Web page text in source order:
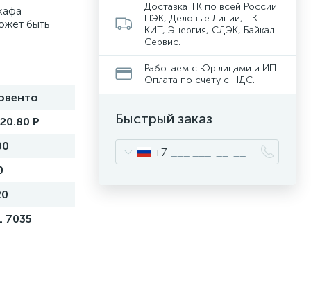
быть
P
7035
Доставка ТК по всей России:
ПЭК, Деловые Линии, ТК
КИТ, Энергия, СДЭК, Байкал-
Сервис.
Работаем с Юр.лицами и ИП.
Оплата по счету с НДС.
Быстрый заказ
+7